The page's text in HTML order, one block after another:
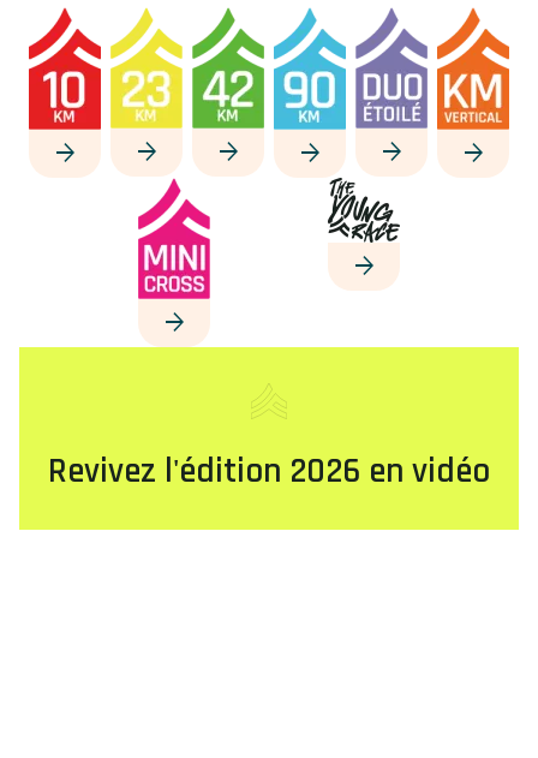
Image Image Image Image Image Image
Image Image
Revivez l'édition 2026 en vidéo